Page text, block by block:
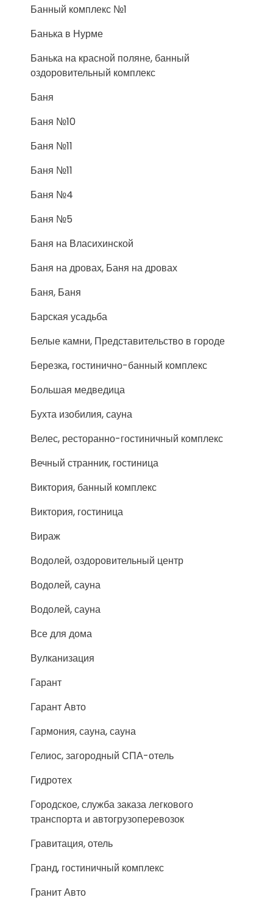
Банный комплекс №1
Банька в Нурме
Банька на красной поляне, банный
оздоровительный комплекс
Баня
Баня №10
Баня №11
Баня №11
Баня №4
Баня №5
Баня на Власихинской
Баня на дровах, Баня на дровах
Баня, Баня
Барская усадьба
Белые камни, Представительство в городе
Березка, гостинично-банный комплекс
Большая медведица
Бухта изобилия, сауна
Велес, ресторанно-гостиничный комплекс
Вечный странник, гостиница
Виктория, банный комплекс
Виктория, гостиница
Вираж
Водолей, оздоровительный центр
Водолей, сауна
Водолей, сауна
Все для дома
Вулканизация
Гарант
Гарант Авто
Гармония, сауна, сауна
Гелиос, загородный СПА-отель
Гидротех
Городское, служба заказа легкового
транспорта и автогрузоперевозок
Гравитация, отель
Гранд, гостиничный комплекс
Гранит Авто